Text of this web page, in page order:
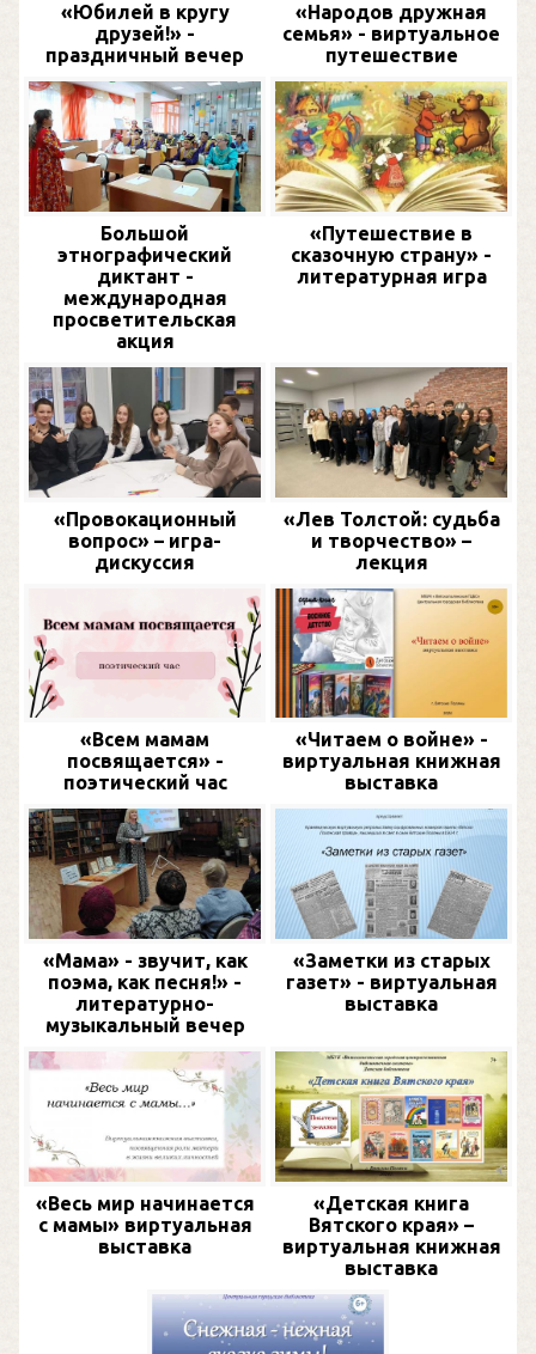
«Юбилей в кругу
друзей!» -
праздничный вечер
«Народов дружная
семья» - виртуальное
путешествие
Большой
этнографический
диктант -
международная
просветительская
акция
«Путешествие в
сказочную страну» -
литературная игра
«Провокационный
вопрос» – игра-
дискуссия
«Лев Толстой: судьба
и творчество» –
лекция
«Всем мамам
посвящается» -
поэтический час
«Читаем о войне» -
виртуальная книжная
выставка
«Мама» - звучит, как
поэма, как песня!» -
литературно-
музыкальный вечер
«Заметки из старых
газет» - виртуальная
выставка
«Весь мир начинается
с мамы» виртуальная
выставка
«Детская книга
Вятского края» –
виртуальная книжная
выставка